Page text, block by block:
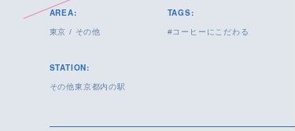
AREA:
東京 / その他
STATION:
その他東京都内の駅
TAGS:
コーヒーにこだわる